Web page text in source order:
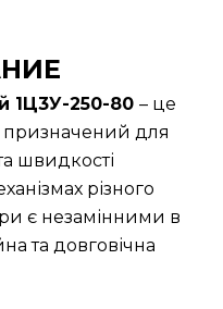
1Ц3У-250-80 – це
призначений для
швидкості
різного
є незамінними в
та довговічна